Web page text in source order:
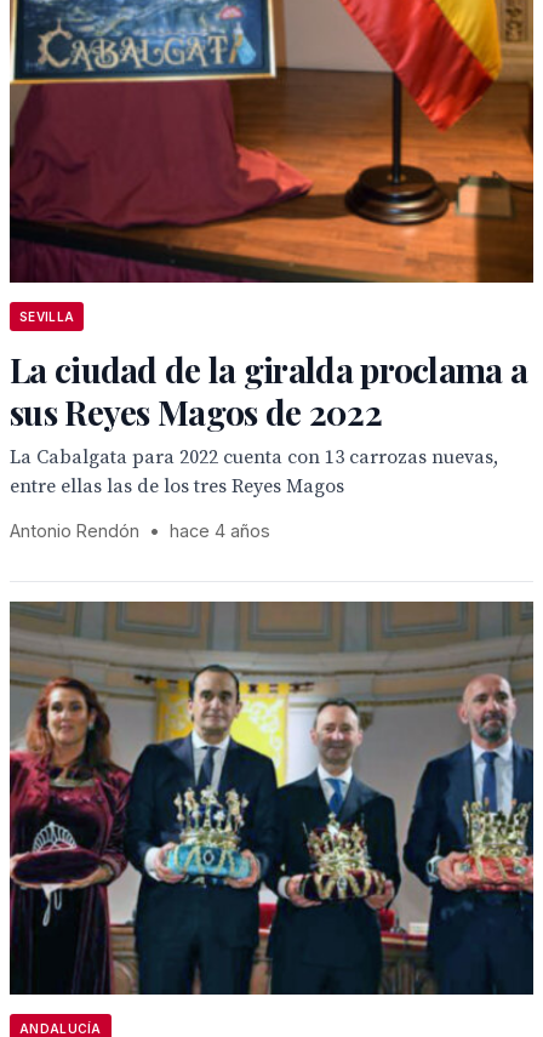
SEVILLA
La ciudad de la giralda proclama a
sus Reyes Magos de 2022
La Cabalgata para 2022 cuenta con 13 carrozas nuevas,
entre ellas las de los tres Reyes Magos
Antonio Rendón • hace 4 años
ANDALUCÍA